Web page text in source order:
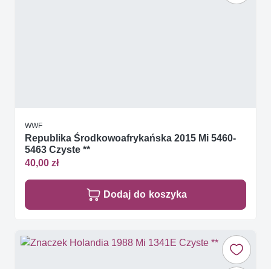
WWF
Republika Środkowoafrykańska 2015 Mi 5460-
5463 Czyste **
40,00 zł
Dodaj do koszyka